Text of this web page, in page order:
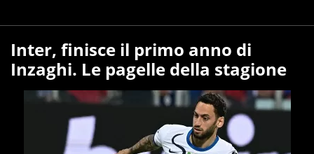
Inter, finisce il primo anno di
Inzaghi. Le pagelle della stagione